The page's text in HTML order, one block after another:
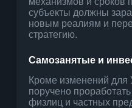
субъекты должны
новым реалиям и
стратегию.
Самозанятые и
Кроме изменений для
поручено
физлиц и частных